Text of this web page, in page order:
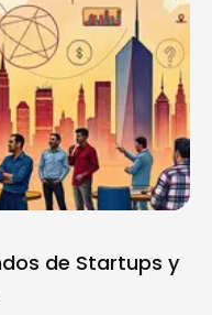
de Startups y